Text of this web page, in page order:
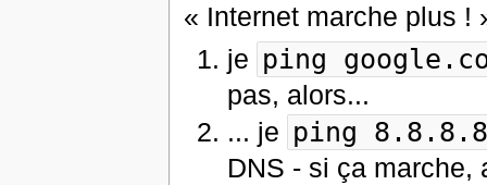
« Internet marche plus !
je ping
pas, alors...
... je ping
DNS - si ça marche,